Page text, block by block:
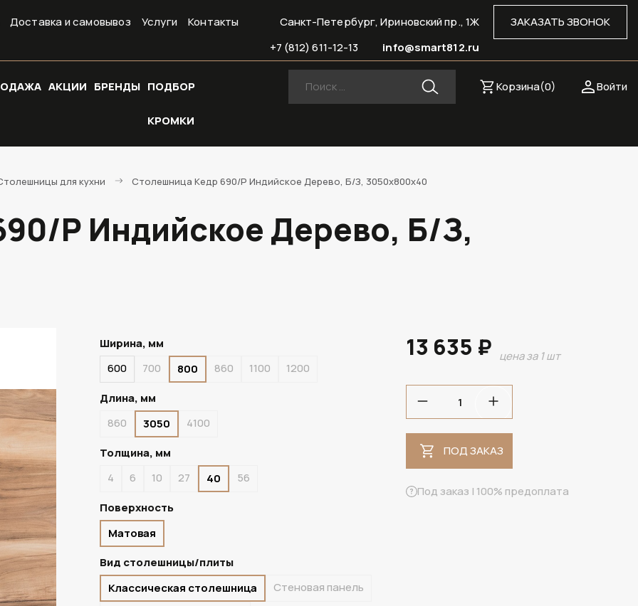
Доставка и самовывоз Услуги Контакты ЗАКАЗАТЬ ЗВОНОК
Санкт-Петербург, Ириновский пр., 1Ж
info@smart812.ru
+7 (812) 611-12-13
АКЦИИ БРЕНДЫ ПОДБОР
КРОМКИ
Войти
Корзина(0)
для кухни Столешница Кедр 690/P Индийское Дерево, Б/З, 3050х800х40
P Индийское Дерево, Б/З,
ПОД ЗАКАЗ
Ширина, мм
600
700 800 860 1100
1200
Длина, мм
860
3050
4100
Толщина, мм
4
6 10 27 40
56
Поверхность
Матовая
Вид столешницы/плиты
Классическая столешница
Стеновая панель
13 635 ₽ цена за 1 шт
ПОД ЗАКАЗ
Под заказ | 100% предоплата